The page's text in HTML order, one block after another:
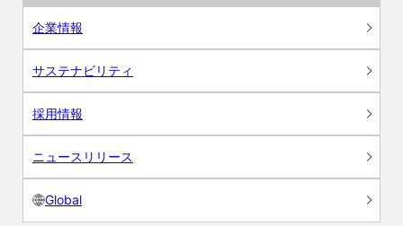
企業情報
サステナビリティ
採用情報
ニュースリリース
Global